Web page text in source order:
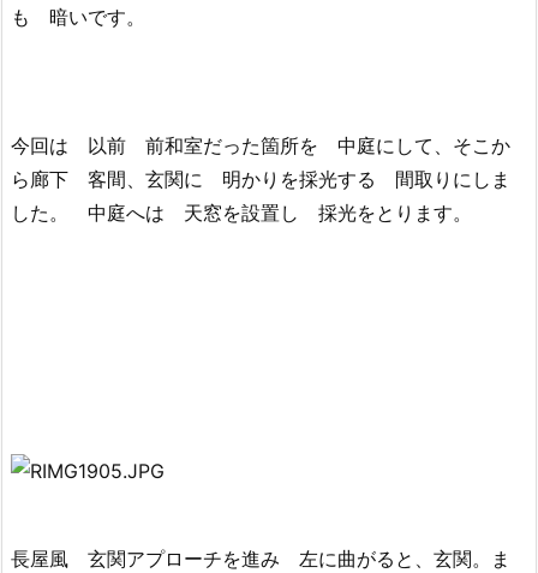
も 暗いです。
今回は 以前 前和室だった箇所を 中庭にして、そこか
ら廊下 客間、玄関に 明かりを採光する 間取りにしま
した。 中庭へは 天窓を設置し 採光をとります。
長屋風 玄関アプローチを進み 左に曲がると、玄関。ま